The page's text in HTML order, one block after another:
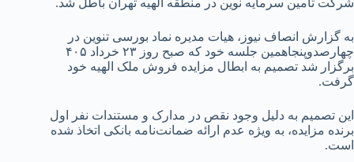
به گزارش انصاف نیوز، هیات مدیره نماد بورسی تنوین در
چهارصدوپنجاهمین جلسه خود که صبح روز ۲۳ خرداد ۴۰۵
برگزار شد تصمیم به ابطال مزایده فروش ملک الهیه خود
گرفت.
این تصمیم به دلیل وجود نقص در مدارک و مستندات نفر اول
برنده مزایده، به ویژه عدم ارائه ضمانت‌نامه بانکی اتخاذ شده
است.